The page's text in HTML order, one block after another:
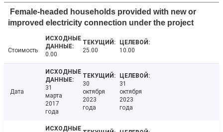
Female-headed households provided with new or
improved electricity connection under the project
Стоимость
0.00
25.00 10.00
Дата
31
марта
2017
года
30
октября
2023
года
31
октября
2023
года